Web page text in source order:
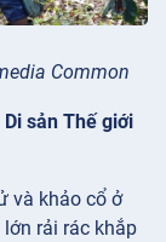
Common
sản Thế giới
và khảo cổ ở
rải rác khắp